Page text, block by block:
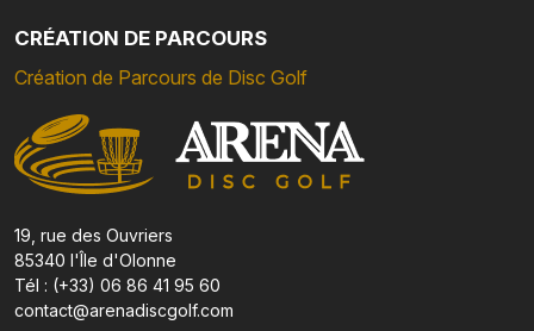
CRÉATION DE PARCOURS
Création de Parcours de Disc Golf
19, rue des Ouvriers
85340 l'Île d'Olonne
Tél : (+33) 06 86 41 95 60
contact@arenadiscgolf.com